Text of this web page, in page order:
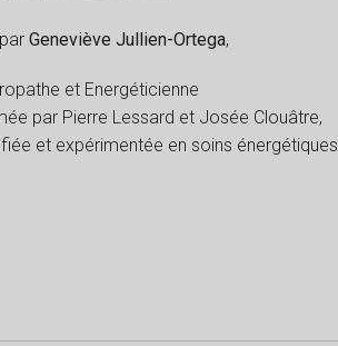
Geneviève Jullien-Ortega,
et Energéticienne
par Pierre Lessard et Josée Clouâtre,
et expérimentée en soins énergétiques